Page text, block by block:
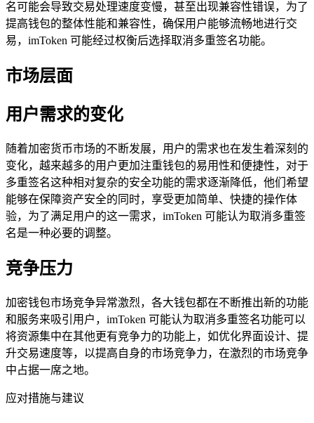
名可能会导致交易处理速度变慢，甚至出现兼容性错误，为了
提高钱包的整体性能和兼容性，确保用户能够流畅地进行交
易，imToken 可能经过权衡后选择取消多重签名功能。
市场层面
用户需求的变化
随着加密货币市场的不断发展，用户的需求也在发生着深刻的
变化，越来越多的用户更加注重钱包的易用性和便捷性，对于
多重签名这种相对复杂的安全功能的需求逐渐降低，他们希望
能够在保障资产安全的同时，享受更加简单、快捷的操作体
验，为了满足用户的这一需求，imToken 可能认为取消多重签
名是一种必要的调整。
竞争压力
加密钱包市场竞争异常激烈，各大钱包都在不断推出新的功能
和服务来吸引用户，imToken 可能认为取消多重签名功能可以
将资源集中在其他更有竞争力的功能上，如优化界面设计、提
升交易速度等，以提高自身的市场竞争力，在激烈的市场竞争
中占据一席之地。
应对措施与建议